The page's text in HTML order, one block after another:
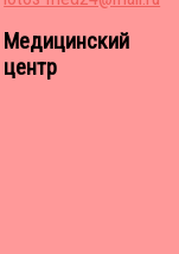
Медицинский
центр